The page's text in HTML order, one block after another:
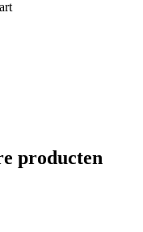
producten